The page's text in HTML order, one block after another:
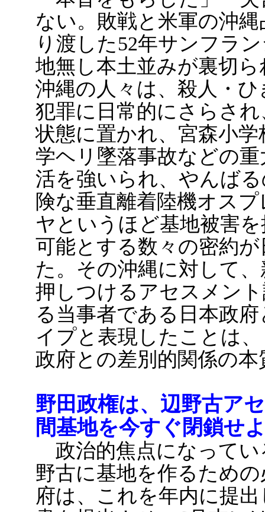
ない。敗戦と米軍の沖
り渡した52年サンフラ
地無し本土並みが裏切
沖縄の人々は、殺人・
犯罪に日常的にさらさ
状態に置かれ、宮森小
学ヘリ墜落事故などの
活を強いられ、やんば
険な垂直離着陸機オス
ヤというほど基地被害
可能とする数々の密約
た。その沖縄に対して
押しつけるアセスメン
る当事者である日本政
イプと表現したことは
政府との差別的関係の
野田政権は、辺野古ア
間基地を今すぐ閉鎖せ
政治的焦点になってい
野古に基地を作るため
府は、これを年内に提